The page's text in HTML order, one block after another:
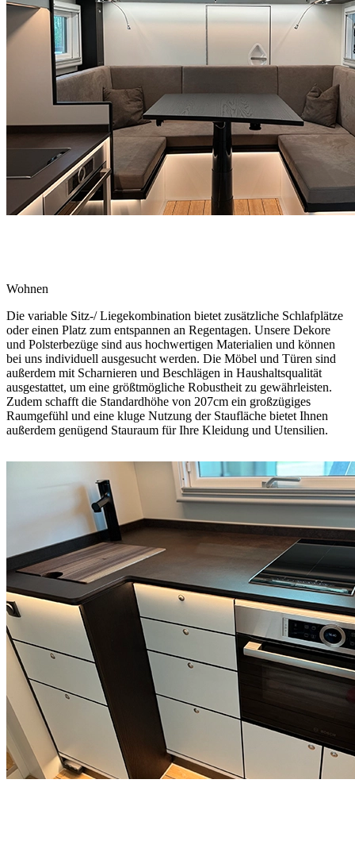
Wohnen
Die variable Sitz-/ Liegekombination bietet zusätzliche Schlafplätze
oder einen Platz zum entspannen an Regentagen. Unsere Dekore
und Polsterbezüge sind aus hochwertigen Materialien und können
bei uns individuell ausgesucht werden. Die Möbel und Türen sind
außerdem mit Scharnieren und Beschlägen in Haushaltsqualität
ausgestattet, um eine größtmögliche Robustheit zu gewährleisten.
Zudem schafft die Standardhöhe von 207cm ein großzügiges
Raumgefühl und eine kluge Nutzung der Staufläche bietet Ihnen
außerdem genügend Stauraum für Ihre Kleidung und Utensilien.